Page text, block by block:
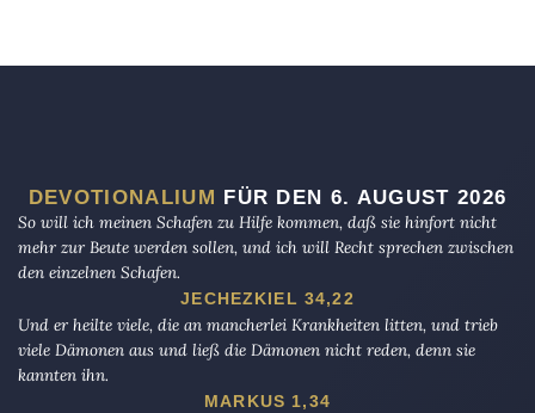
DEVOTIONALIUM
FÜR DEN 6. AUGUST 2026
So will ich meinen Schafen zu Hilfe kommen, daß sie hinfort nicht
mehr zur Beute werden sollen, und ich will Recht sprechen zwischen
den einzelnen Schafen.
JECHEZKIEL 34,22
Und er heilte viele, die an mancherlei Krankheiten litten, und trieb
viele Dämonen aus und ließ die Dämonen nicht reden, denn sie
kannten ihn.
MARKUS 1,34